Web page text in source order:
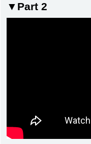
▼Part 2